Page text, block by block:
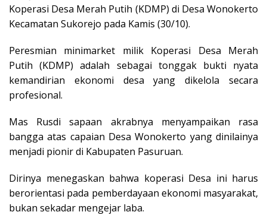
Koperasi Desa Merah Putih (KDMP) di Desa Wonokerto
Kecamatan Sukorejo pada Kamis (30/10).
Peresmian minimarket milik Koperasi Desa Merah
Putih (KDMP) adalah sebagai tonggak bukti nyata
kemandirian ekonomi desa yang dikelola secara
profesional.
Mas Rusdi sapaan akrabnya menyampaikan rasa
bangga atas capaian Desa Wonokerto yang dinilainya
menjadi pionir di Kabupaten Pasuruan.
Dirinya menegaskan bahwa koperasi Desa ini harus
berorientasi pada pemberdayaan ekonomi masyarakat,
bukan sekadar mengejar laba.